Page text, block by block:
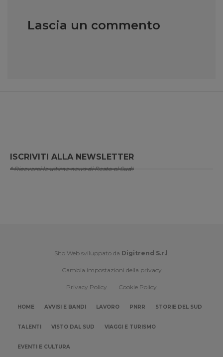
Lascia un commento
ISCRIVITI ALLA NEWSLETTER
* Riceverai le ultime news di Resto al Sud!
Sito Web sviluppato da Digitrend S.r.l .
Cambia impostazioni della privacy
Privacy Policy Cookie Policy
HOME AVVISI E BANDI LAVORO PNRR STORIE DEL SUD
TALENTI VISTO DAL SUD VIAGGI E TURISMO
EVENTI E CULTURA